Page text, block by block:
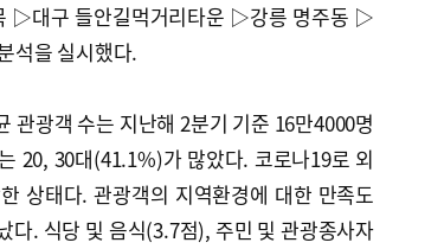
▷대구 들안길먹거리타운 ▷강릉 명주동 ▷
석을 실시했다.
관광객 수는 지난해 2분기 기준 16만4000명
20, 30대(41.1%)가 많았다. 코로나19로 외
상태다. 관광객의 지역환경에 대한 만족도
다. 식당 및 음식(3.7점), 주민 및 관광종사자